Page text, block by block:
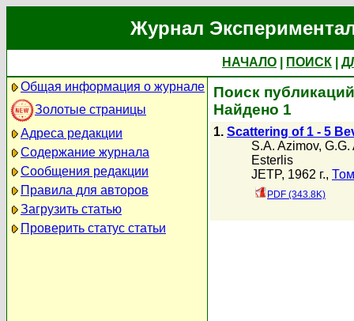
Журнал
НАЧАЛО ПОИСК
Общая информация о журнале
Золотые страницы
Адреса редакции
Содержание журнала
Сообщения редакции
Правила для авторов
Загрузить статью
Проверить статус статьи
Поиск
Найдено 1
1. Scattering of 1 - 5
S.A. Azimov, G.G.
Esterlis
JETP, 1962 г.,
PDF (343.8K)